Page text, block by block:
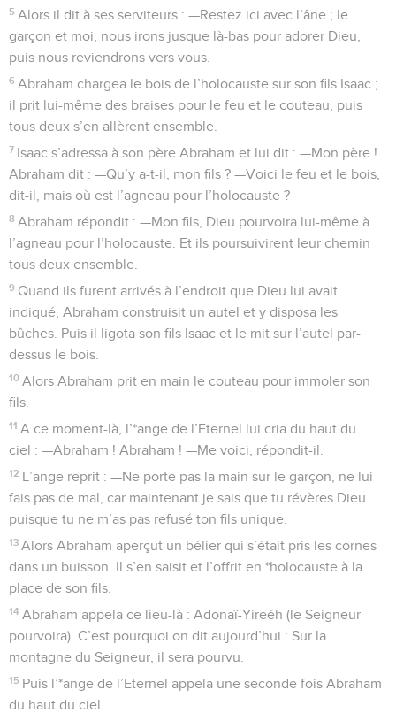
5 Alors il dit à ses serviteurs : —Restez ici avec l’âne ; le
garçon et moi, nous irons jusque là-bas pour adorer Dieu,
puis nous reviendrons vers vous.
6 Abraham chargea le bois de l’holocauste sur son fils Isaac ;
il prit lui-même des braises pour le feu et le couteau, puis
tous deux s’en allèrent ensemble.
7 Isaac s’adressa à son père Abraham et lui dit : —Mon père !
Abraham dit : —Qu’y a-t-il, mon fils ? —Voici le feu et le bois,
dit-il, mais où est l’agneau pour l’holocauste ?
8 Abraham répondit : —Mon fils, Dieu pourvoira lui-même à
l’agneau pour l’holocauste. Et ils poursuivirent leur chemin
tous deux ensemble.
9 Quand ils furent arrivés à l’endroit que Dieu lui avait
indiqué, Abraham construisit un autel et y disposa les
bûches. Puis il ligota son fils Isaac et le mit sur l’autel par-
dessus le bois.
10 Alors Abraham prit en main le couteau pour immoler son
fils.
11 A ce moment-là, l’*ange de l’Eternel lui cria du haut du
ciel : —Abraham ! Abraham ! —Me voici, répondit-il.
12 L’ange reprit : —Ne porte pas la main sur le garçon, ne lui
fais pas de mal, car maintenant je sais que tu révères Dieu
puisque tu ne m’as pas refusé ton fils unique.
13 Alors Abraham aperçut un bélier qui s’était pris les cornes
dans un buisson. Il s’en saisit et l’offrit en *holocauste à la
place de son fils.
14 Abraham appela ce lieu-là : Adonaï-Yireéh (le Seigneur
pourvoira). C’est pourquoi on dit aujourd’hui : Sur la
montagne du Seigneur, il sera pourvu.
15 Puis l’*ange de l’Eternel appela une seconde fois Abraham
du haut du ciel